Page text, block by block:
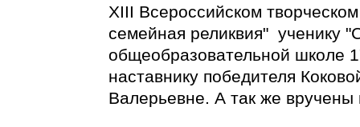
XIII Всероссийском
семейная реликвия" ученику
общеобразовательной школе
наставнику победителя
Валерьевне. А так же вручены